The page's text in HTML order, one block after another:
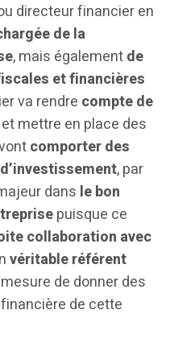
directeur financier en
de la
, mais égalementde
et financières
va rendre compte de
et mettre en place des
comporter des
, par
dans le bon
puisque ce
collaboration avec
véritable référent
de donner des
de cette